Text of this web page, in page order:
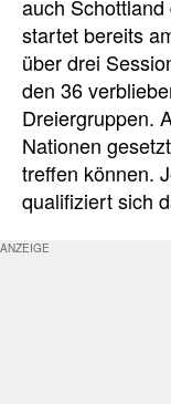
auch
startet bereits
über drei
den 36
Dreiergruppen.
Nationen
treffen können.
qualifiziert sich